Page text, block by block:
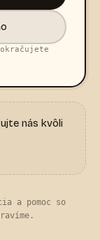
nás kvôli
a pomoc so